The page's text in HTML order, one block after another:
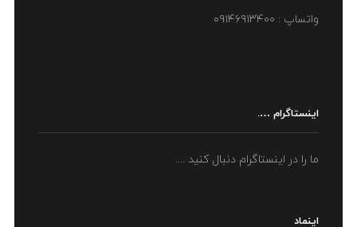
واتساپ : ۰۹۱۴۶۹۱۳۴۰۰
اینستاگرام ….
ما را در اینستاگرام دنبال کنید ....
اینماد